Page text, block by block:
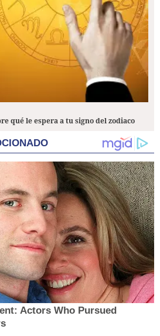
qué le espera a tu signo del zodiaco
Actors Who Pursued